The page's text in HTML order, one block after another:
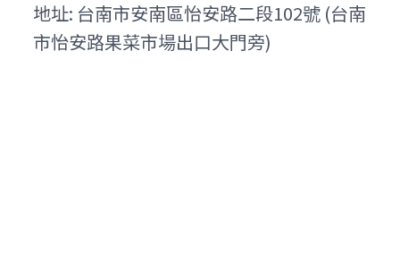
地址: 台南市安南區怡安路二段102號 (台南
市怡安路果菜市場出口大門旁)